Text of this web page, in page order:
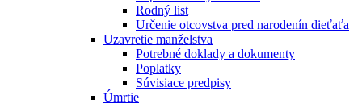
Rodný list
Určenie otcovstva pred narodenín dieťaťa
Uzavretie manželstva
Potrebné doklady a dokumenty
Poplatky
Súvisiace predpisy
Úmrtie